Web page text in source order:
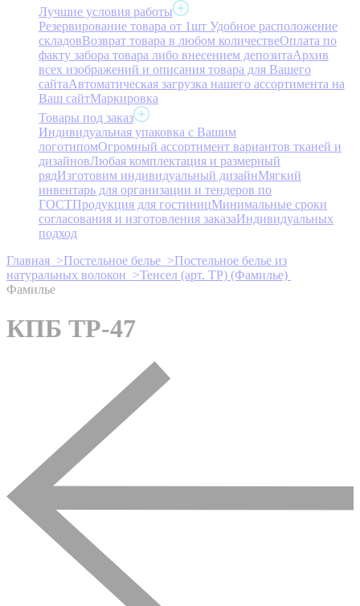
Лучшие условия работы
Резервирование товара от 1шт Удобное расположение
складовВозврат товара в любом количествеОплата по
факту забора товара либо внесением депозитаАрхив
всех изображений и описания товара для Вашего
сайтаАвтоматическая загрузка нашего ассортимента на
Ваш сайтМаркировка
Товары под заказ
Индивидуальная упаковка с Вашим
логотипомОгромный ассортимент вариантов тканей и
дизайновЛюбая комплектация и размерный
рядИзготовим индивидуальный дизайнМягкий
инвентарь для организации и тендеров по
ГОСТПродукция для гостиницМинимальные сроки
согласования и изготовления заказаИндивидуальных
подход
Главная >Постельное белье >Постельное белье из
натуральных волокон >Тенсел (арт. ТР) (Фамилье)
Фамилье
КПБ ТР-47